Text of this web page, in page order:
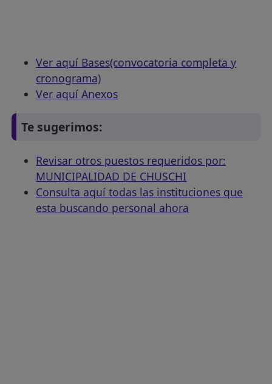
Ver aquí Bases(convocatoria completa y
cronograma)
Ver aquí Anexos
Te sugerimos:
Revisar otros puestos requeridos por:
MUNICIPALIDAD DE CHUSCHI
Consulta aquí todas las instituciones que
esta buscando personal ahora